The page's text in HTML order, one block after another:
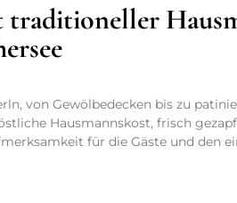
traditioneller
von Gewölbedecken bis zu
Hausmannskost, frisch
für die Gäste und den